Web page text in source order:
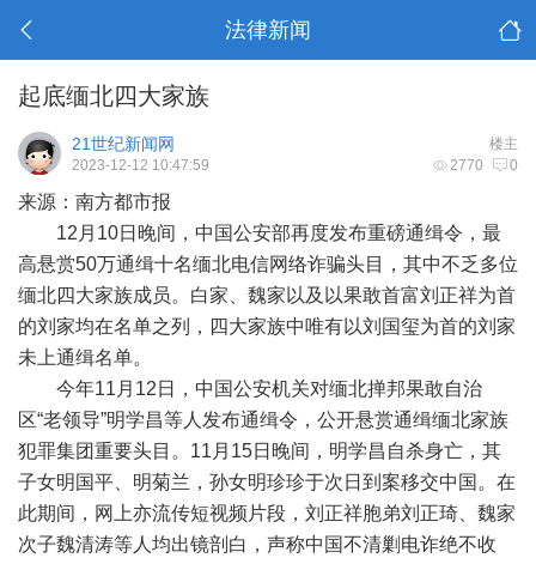
法律新闻
起底缅北四大家族
楼主
21世纪新闻网
2770 0
2023-12-12 10:47:59
来源：南方都市报
12月10日晚间，中国公安部再度发布重磅通缉令，最
高悬赏50万通缉十名缅北电信网络诈骗头目，其中不乏多位
缅北四大家族成员。白家、魏家以及以果敢首富刘正祥为首
的刘家均在名单之列，四大家族中唯有以刘国玺为首的刘家
未上通缉名单。
今年11月12日，中国公安机关对缅北掸邦果敢自治
区“老领导”明学昌等人发布通缉令，公开悬赏通缉缅北家族
犯罪集团重要头目。11月15日晚间，明学昌自杀身亡，其
子女明国平、明菊兰，孙女明珍珍于次日到案移交中国。在
此期间，网上亦流传短视频片段，刘正祥胞弟刘正琦、魏家
次子魏清涛等人均出镜剖白，声称中国不清剿电诈绝不收